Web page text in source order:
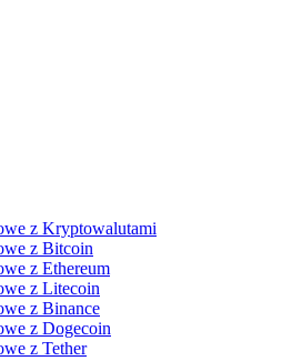
z Kryptowalutami
z Bitcoin
z Ethereum
z Litecoin
z Binance
z Dogecoin
z Tether